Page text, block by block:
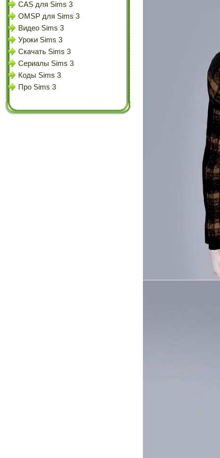
CAS для Sims 3
OMSP для Sims 3
Видео Sims 3
Уроки Sims 3
Скачать Sims 3
Сериалы Sims 3
Коды Sims 3
Про Sims 3